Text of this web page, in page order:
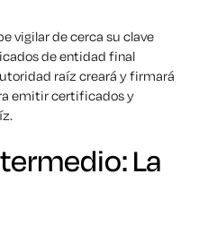
vigilar de cerca su clave
de entidad final
raíz creará y firmará
emitir certificados y
La